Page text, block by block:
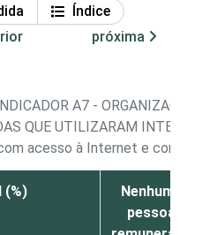
Índice
próxima
A7 -
QUE UTILIZARAM
acesso à Internet e
(%)
Nenhuma
pessoa